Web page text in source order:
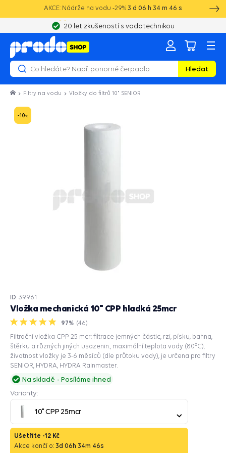
AKCE: Nádrže na vodu -29% 3 d 06 h 34 m 45 s
20 let zkušeností s vodotechnikou
Hledat
Filtry na vodu Vložky do filtrů 10" SENIOR
-10%
Vložka mechanická 10" CPP hladká 25mcr
97% (46)
ID: 39961
Filtrační vložka CPP 25 mcr: filtrace jemných částic, rzi, písku, bahna,
štěrku a různých jiných usazenin., maximální teplota vody (80°C),
životnost vložky je 3-6 měsíců (dle průtoku vody), je určena pro filtry
SENIOR, HYDRA, HYDRA Rainmaster.
Na skladě
Posíláme ihned
Varianty:
10" CPP 25mcr
Ušetříte -12 Kč
Akce končí o: 3d 06 h 34m 45s